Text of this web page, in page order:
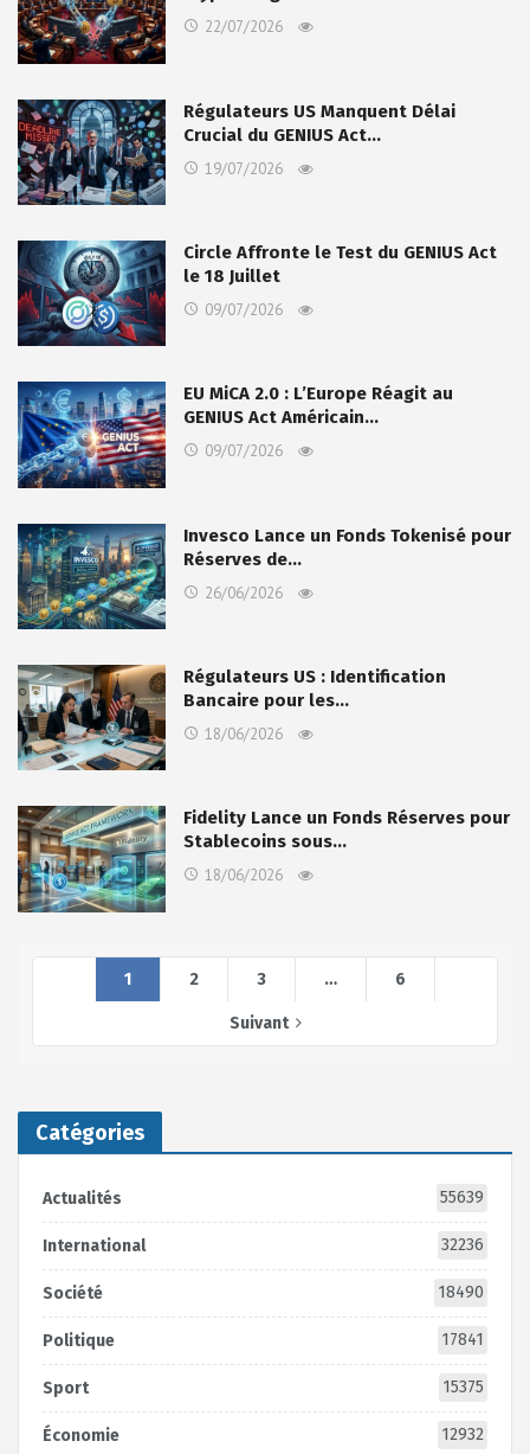
22/07/2026
Régulateurs US Manquent Délai
Crucial du GENIUS Act…
19/07/2026
Circle Affronte le Test du GENIUS Act
le 18 Juillet
09/07/2026
EU MiCA 2.0 : L’Europe Réagit au
GENIUS Act Américain…
09/07/2026
Invesco Lance un Fonds Tokenisé pour
Réserves de…
26/06/2026
Régulateurs US : Identification
Bancaire pour les…
18/06/2026
Fidelity Lance un Fonds Réserves pour
Stablecoins sous…
18/06/2026
1 2 3 … 6
Suivant
Catégories
Actualités 55639
International 32236
Société 18490
Politique 17841
Sport 15375
Économie 12932